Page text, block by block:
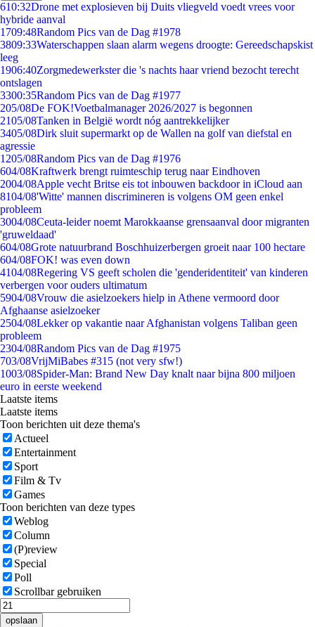
610:32Drone met explosieven bij Duits vliegveld voedt vrees voor
hybride aanval
1709:48Random Pics van de Dag #1978
3809:33Waterschappen slaan alarm wegens droogte: Gereedschapskist
leeg
1906:40Zorgmedewerkster die 's nachts haar vriend bezocht terecht
ontslagen
3300:35Random Pics van de Dag #1977
205/08De FOK!Voetbalmanager 2026/2027 is begonnen
2105/08Tanken in België wordt nóg aantrekkelijker
3405/08Dirk sluit supermarkt op de Wallen na golf van diefstal en
agressie
1205/08Random Pics van de Dag #1976
604/08Kraftwerk brengt ruimteschip terug naar Eindhoven
2004/08Apple vecht Britse eis tot inbouwen backdoor in iCloud aan
8104/08'Witte' mannen discrimineren is volgens OM geen enkel
probleem
3004/08Ceuta-leider noemt Marokkaanse grensaanval door migranten
'gruweldaad'
604/08Grote natuurbrand Boschhuizerbergen groeit naar 100 hectare
604/08FOK! was even down
4104/08Regering VS geeft scholen die 'genderidentiteit' van kinderen
verbergen voor ouders ultimatum
5904/08Vrouw die asielzoekers hielp in Athene vermoord door
Afghaanse asielzoeker
2504/08Lekker op vakantie naar Afghanistan volgens Taliban geen
probleem
2304/08Random Pics van de Dag #1975
703/08VrijMiBabes #315 (not very sfw!)
1003/08Spider-Man: Brand New Day knalt naar bijna 800 miljoen
euro in eerste weekend
Laatste items
Laatste items
Toon berichten uit deze thema's
Actueel
Entertainment
Sport
Film & Tv
Games
Toon berichten van deze types
Weblog
Column
(P)review
Special
Poll
Scrollbar gebruiken
opslaan